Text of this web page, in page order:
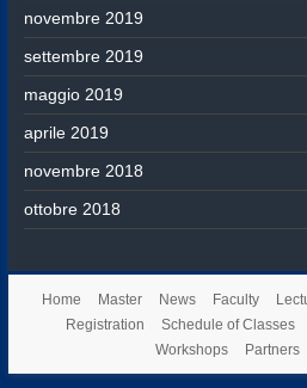
novembre 2019
settembre 2019
maggio 2019
aprile 2019
novembre 2018
ottobre 2018
Home Master News Faculty
Registration
Schedule of Classes
Workshops
Partners